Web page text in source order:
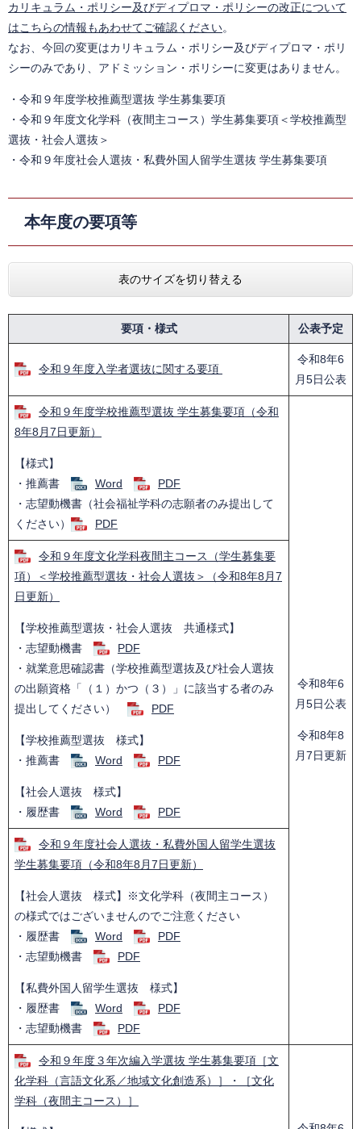
カリキュラム・ポリシー及びディプロマ・ポリシーの改正について
はこちらの情報もあわせてご確認ください。
なお、今回の変更はカリキュラム・ポリシー及びディプロマ・ポリ
シーのみであり、アドミッション・ポリシーに変更はありません。
・令和９年度学校推薦型選抜 学生募集要項
・令和９年度文化学科（夜間主コース）学生募集要項＜学校推薦型
選抜・社会人選抜＞
​・令和９年度社会人選抜・私費外国人留学生選抜 学生募集要項​​
本年度の要項等
表のサイズを切り替える
要項・様式 公表予定
令和９年度入学者選抜に関する要項
令和8年6
月5日公表
令和９年度学校推薦型選抜 学生募集要項（令和
8年8月7日更新）
【様式】
・推薦書
Word
PDF
・志望動機書（社会福祉学科の志願者のみ提出して
ください）
PDF
令和8年6
月5日公表
令和8年8
月7日更新
令和９年度文化学科夜間主コース（学生募集要
項）＜学校推薦型選抜・社会人選抜＞（令和8年8月7
日更新）
【学校推薦型選抜・社会人選抜 共通様式】
・志望動機書
PDF
・就業意思確認書（学校推薦型選抜及び社会人選抜
の出願資格「（１）かつ（３）」に該当する者のみ
提出してください）
PDF
【学校推薦型選抜 様式】
・推薦書
Word PDF
【社会人選抜 様式】
・履歴書
Word PDF
令和９年度社会人選抜・私費外国人留学生選抜
学生募集要項（令和8年8月7日更新）
【社会人選抜 様式】※文化学科（夜間主コース）
の様式ではございませんのでご注意ください
・履歴書
Word
PDF
・志望動機書
PDF
【私費外国人留学生選抜 様式】
・履歴書
Word
PDF
・志望動機書
PDF
令和９年度３年次編入学選抜 学生募集要項［文
化学科（言語文化系／地域文化創造系）］・［文化
学科（夜間主コース）］